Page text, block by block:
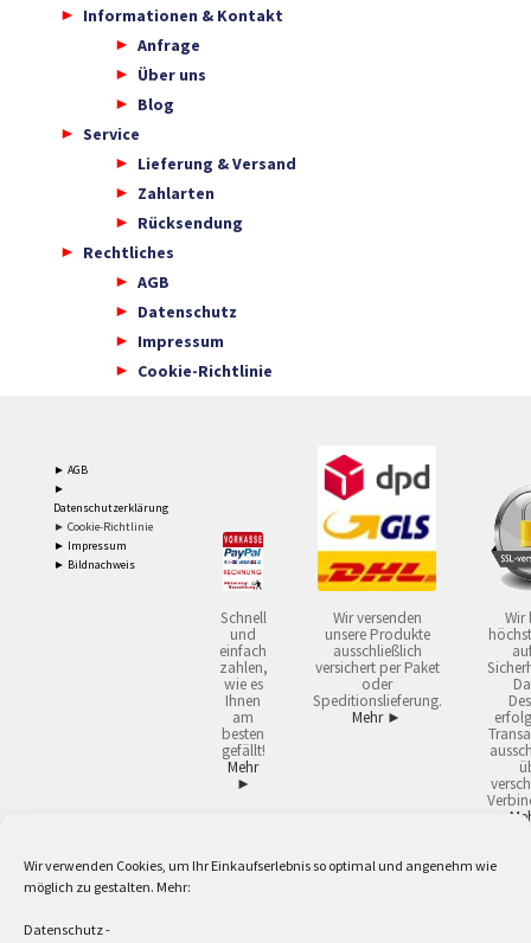
Wir verwenden Cookies, um Ihr Einkaufserlebnis so optimal und angenehm wie
möglich zu gestalten. Mehr:
Datenschutz-
Informationen & Kontakt
Anfrage
Über uns
Blog
Service
Lieferung & Versand
Zahlarten
Rücksendung
Rechtliches
AGB
Datenschutz
Impressum
Cookie-Richtlinie
► AGB
►
Datenschutzerklärung
► Cookie-Richtlinie
► Impressum
► Bildnachweis
Schnell
und
einfach
zahlen,
wie es
Ihnen
am
besten
gefällt!
Mehr
►
Wir versenden
unsere Produkte
ausschließlich
versichert per Paket
oder
Speditionslieferung.
Mehr ►
Wir
2 Lieferzeiten gelten mit Express-24.
Versandkostenfrei ab 59,90 € Nettowarenwert. Inseln ausgenommen. Unsere